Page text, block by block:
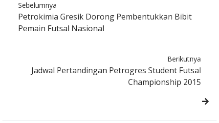
Sebelumnya
Petrokimia Gresik Dorong Pembentukkan Bibit
Pemain Futsal Nasional
Berikutnya
Jadwal Pertandingan Petrogres Student Futsal
Championship 2015